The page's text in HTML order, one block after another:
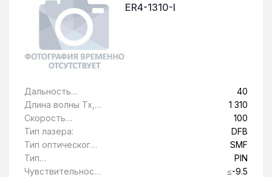
ER4-1310-I
Дальность
передачи, км:
40
Длина волны Tx,
нм:
1 310
Скорость
передачи
данных, Гбит/c:
100
Тип лазера:
DFB
Тип оптического
волокна:
SMF
Тип
фотоприемника:
PIN
Чувствительност
≤-9.5